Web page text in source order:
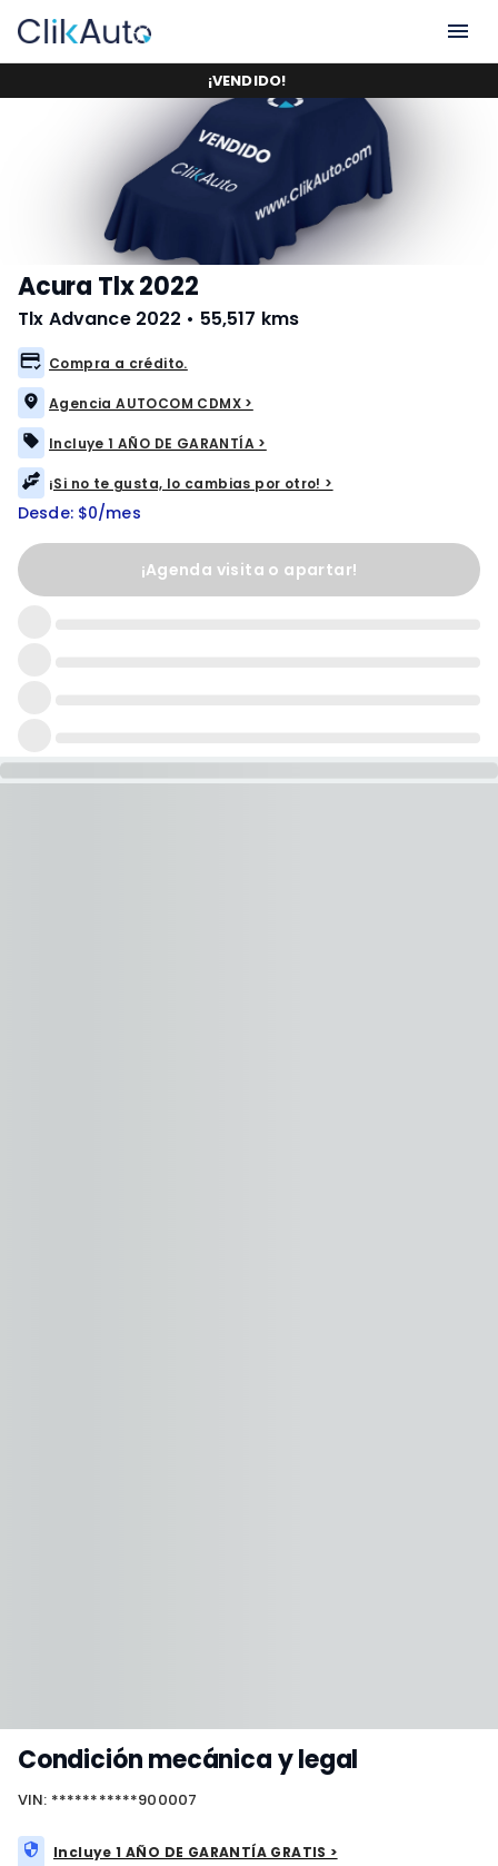
Condición mecánica y legal
VIN: ***********900007
Incluye 1 AÑO DE GARANTÍA GRATIS >
¡VENDIDO!
Acura Tlx 2022
Tlx Advance 2022 • 55,517 kms
Compra a crédito.
Agencia AUTOCOM CDMX >
Incluye 1 AÑO DE GARANTÍA >
¡Si no te gusta, lo cambias por otro! >
Desde: $0/mes
¡Agenda visita o apartar!